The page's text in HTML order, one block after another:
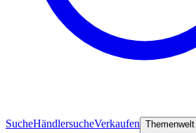
SucheHändlersucheVerkaufen Themenwelt